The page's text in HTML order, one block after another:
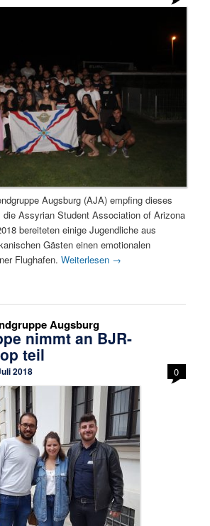
Augsburg (AJA) empfing dieses
Assyrian Student Association of Arizona
bereiteten einige Jugendliche aus
Gästen einen emotionalen
Flughafen.Weiterlesen →
Augsburg
nimmt an BJR-
teil
2018 0